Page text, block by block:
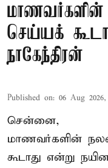
மாணவர்களின்
செய்யக்
நாகேந்திரன்
Published on: 06 Aug
சென்னை,
மாணவர்களின்
கூடாது என்று